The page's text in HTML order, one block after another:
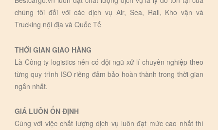
chúng tôi đối với các dịch vụ Air, Sea, Rail, Kho vận và
Trucking nội địa và Quốc Tế
THỜI GIAN GIAO HÀNG
Là Công ty logistics nên có đội ngũ xử lí chuyên nghiệp theo
từng quy trình ISO riêng đảm bảo hoàn thành trong thời gian
ngắn nhất.
GIÁ LUÔN ỔN ĐỊNH
Cùng với việc chất lượng dịch vụ luôn đạt mức cao nhất thì